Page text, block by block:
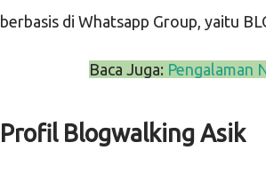
berbasis di Whatsapp Group, yaitu
Baca Juga: Pengalaman
Profil Blogwalking Asik